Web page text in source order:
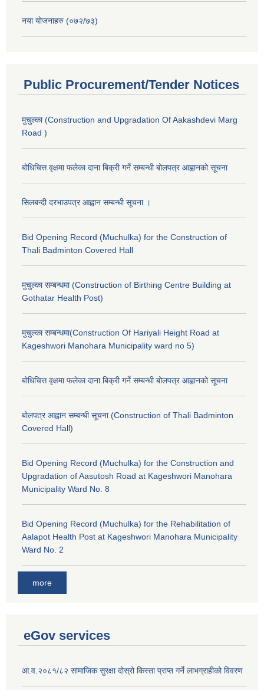
नया योजनाहरु (०७२/७३)
Public Procurement/Tender Notices
मुचुल्का (Construction and Upgradation Of Aakashdevi Marg
Road )
बोधिचित्त वृक्षमा फलेका दाना बिक्री गर्ने सम्बन्धी बोलपत्र आह्वानको सूचना
सिलबन्दी दरभाउपत्र आह्वान सम्बन्धी सूचना ।
Bid Opening Record (Muchulka) for the Construction of
Thali Badminton Covered Hall
मुचुल्का सम्बन्धमा (Construction of Birthing Centre Building at
Gothatar Health Post)
मुचुल्का सम्बन्धमा(Construction Of Hariyali Height Road at
Kageshwori Manohara Municipality ward no 5)
बोधिचित्त वृक्षमा फलेका दाना बिक्री गर्ने सम्बन्धी बोलपत्र आह्वानको सूचना
बोलपत्र आह्वान सम्बन्धी सूचना (Construction of Thali Badminton
Covered Hall)
Bid Opening Record (Muchulka) for the Construction and
Upgradation of Aasutosh Road at Kageshwori Manohara
Municipality Ward No. 8
Bid Opening Record (Muchulka) for the Rehabilitation of
Aalapot Health Post at Kageshwori Manohara Municipality
Ward No. 2
more
eGov services
आ.व.२०८१/८२ सामाजिक सुरक्षा दोस्रो किस्ता प्राप्त गर्ने लाभग्राहीको विवरण